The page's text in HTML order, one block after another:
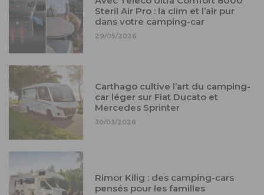
Steril Air Pro : la clim et l’air pur
dans votre camping-car
29/05/2026
Carthago cultive l’art du camping-
car léger sur Fiat Ducato et
Mercedes Sprinter
30/03/2026
Rimor Kilig : des camping-cars
pensés pour les familles